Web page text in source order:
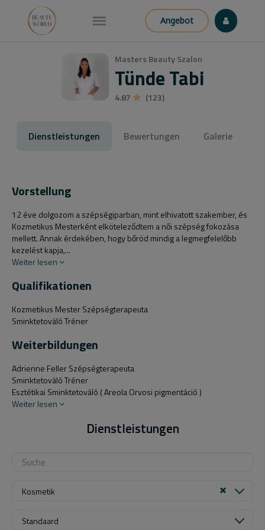
Angebot
Masters Beauty Szalon
Tünde Tabi
4.87 (123)
Dienstleistungen Bewertungen Galerie
Vorstellung
12 éve dolgozom a szépségiparban, mint elhivatott szakember, és
Kozmetikus Mesterként elköteleződtem a női szépség fokozása
mellett. Annak érdekében, hogy bőröd mindig a legmegfelelőbb
kezelést kapja,...
Weiter lesen
Qualifikationen
Kozmetikus Mester Szépségterapeuta
Sminktetováló Tréner
Weiterbildungen
Adrienne Feller Szépségterapeuta
Sminktetováló Tréner
Esztétikai Sminktetováló ( Areola Orvosi pigmentáció )
Weiter lesen
Dienstleistungen
Kosmetik
Standaard